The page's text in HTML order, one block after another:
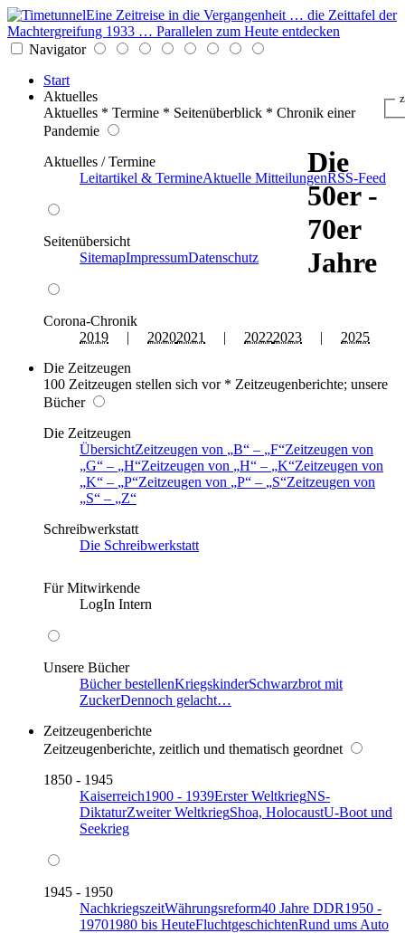
Eine Zeitreise in die Vergangenheit … die Zeittafel der
Machtergreifung 1933 … Parallelen zum Heute entdecken
Navigator
Start
Aktuelles
Aktuelles * Termine * Seitenüberblick * Chronik einer
Pandemie
Aktuelles / Termine
Leitartikel & TermineAktuelle MitteilungenRSS-Feed
Seitenübersicht
SitemapImpressumDatenschutz
Corona-Chronik
2019 | 20202021 | 20222023 | 2025
Die Zeitzeugen
100 Zeitzeugen stellen sich vor * Zeitzeugenberichte; unsere
Bücher
Die Zeitzeugen
ÜbersichtZeitzeugen von B – F Zeitzeugen von
G
– H Zeitzeugen von H – K Zeitzeugen von
K
– P Zeitzeugen von P – S Zeitzeugen von
S
–
Z
Schreibwerkstatt
Die Schreibwerkstatt
Für Mitwirkende
LogIn Intern
Unsere Bücher
Bücher bestellenKriegskinderSchwarzbrot mit
ZuckerDennoch gelacht…
Zeitzeugenberichte
Zeitzeugenberichte, zeitlich und thematisch geordnet
1850 - 1945
Kaiserreich1900 - 1939Erster WeltkriegNS-
DiktaturZweiter WeltkriegShoa, HolocaustU-Boot und
Seekrieg
1945 - 1950
NachkriegszeitWährungsreform40 Jahre DDR1950 -
19701980 bis HeuteFluchtgeschichtenRund ums Auto
Die
50er -
70er
Jahre